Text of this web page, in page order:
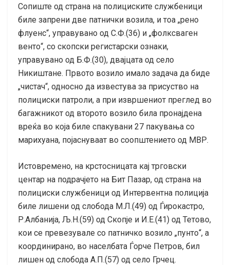
Сопиште од страна на полициските службеници
биле запрени две патнички возила, и тоа „рено
флуенс“, управувано од С.Ф.(36) и „фолксваген
венто“, со скопски регистарски ознаки,
управувано од Б.Ф.(30), двајцата од село
Никиштане. Првото возило имало задача да биде
„чистач“, односно да известува за присуство на
полициски патроли, а при извршениот преглед во
багажникот од второто возило била пронајдена
вреќа во која биле спакувани 27 пакувања со
марихуана, појаснуваат во соопштението од МВР.
Истовремено, на крстосницата кај трговски
центар на подрачјето на Бит Пазар, од страна на
полициски службеници од Интервентна полиција
биле лишени од слобода М.Л.(49) од Ѓирокастро,
Р.Албанија, Љ.Н.(59) од Скопје и И.Е.(41) од Тетово,
кои се превезувале со патничко возило „пунто“, а
координирано, во населбата Ѓорче Петров, бил
лишен од слобода А.П.(57) од село Грчец.